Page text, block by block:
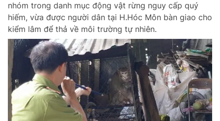
nhóm trong danh mục động vật rừng nguy cấp quý
hiếm, vừa được người dân tại H.Hóc Môn bàn giao cho
kiểm lâm để thả về môi trường tự nhiên.